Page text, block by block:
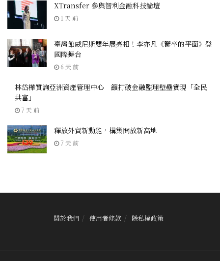
XTransfer 參與智利金融科技論壇
1 天 前
臺灣館威尼斯雙年展亮相！李亦凡《鬱卒的平面》登
國際舞台
6 天 前
林岱樺質詢亞洲資產管理中心 籲打破金融監理壁壘實現「全民
共富」
7 天 前
釋放外貿新動能，構築開放新高地
7 天 前
關於我們 使用者條款 隱私權政策